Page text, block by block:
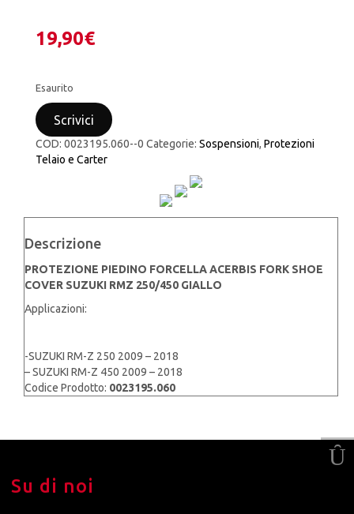
19,90€
Esaurito
Scrivici
COD: 0023195.060--0 Categorie: Sospensioni, Protezioni
Telaio e Carter
Descrizione
PROTEZIONE PIEDINO FORCELLA ACERBIS FORK SHOE
COVER SUZUKI RMZ 250/450 GIALLO
Applicazioni:
-SUZUKI RM-Z 250 2009 – 2018
– SUZUKI RM-Z 450 2009 – 2018
Codice Prodotto: 0023195.060
Su di noi